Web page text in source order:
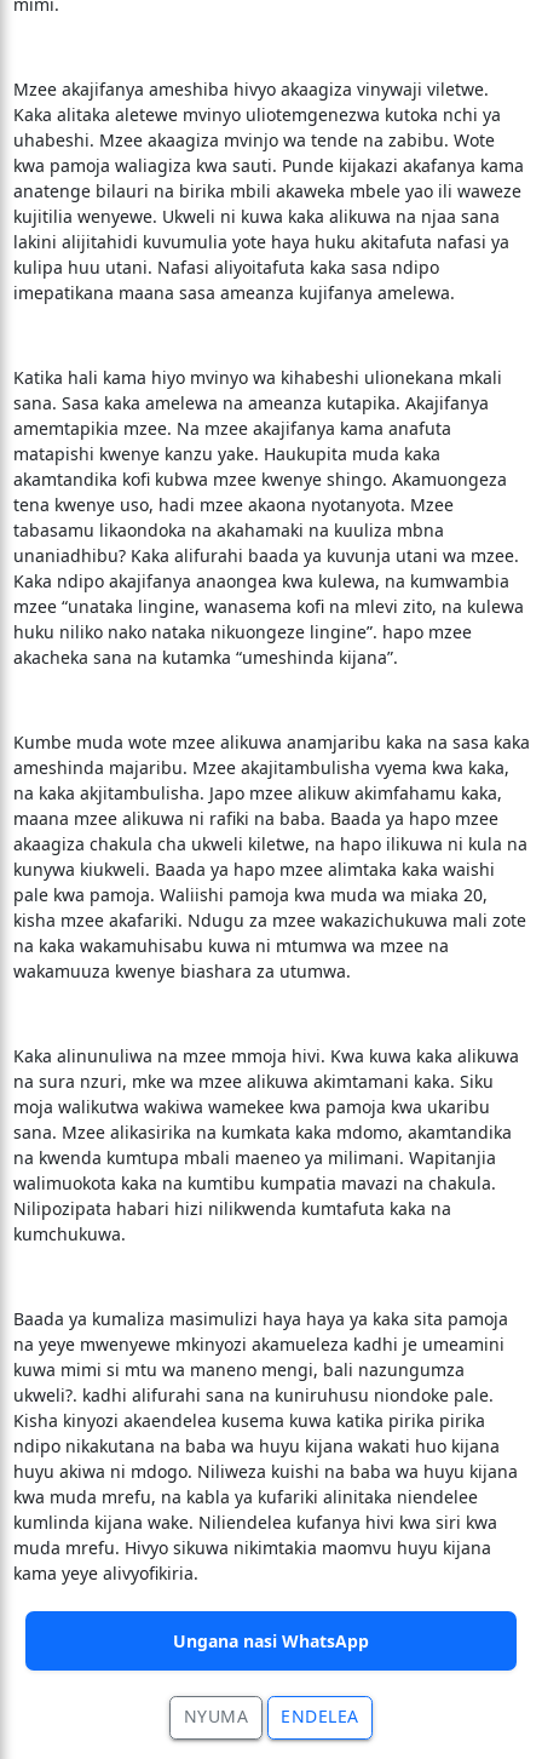
Mzee akajifanya ameshiba hivyo akaagiza vinywaji viletwe.
Kaka alitaka aletewe mvinyo uliotemgenezwa kutoka nchi ya
uhabeshi. Mzee akaagiza mvinjo wa tende na zabibu. Wote
kwa pamoja waliagiza kwa sauti. Punde kijakazi akafanya kama
anatenge bilauri na birika mbili akaweka mbele yao ili waweze
kujitilia wenyewe. Ukweli ni kuwa kaka alikuwa na njaa sana
lakini alijitahidi kuvumulia yote haya huku akitafuta nafasi ya
kulipa huu utani. Nafasi aliyoitafuta kaka sasa ndipo
imepatikana maana sasa ameanza kujifanya amelewa.
Katika hali kama hiyo mvinyo wa kihabeshi ulionekana mkali
sana. Sasa kaka amelewa na ameanza kutapika. Akajifanya
amemtapikia mzee. Na mzee akajifanya kama anafuta
matapishi kwenye kanzu yake. Haukupita muda kaka
akamtandika kofi kubwa mzee kwenye shingo. Akamuongeza
tena kwenye uso, hadi mzee akaona nyotanyota. Mzee
tabasamu likaondoka na akahamaki na kuuliza mbna
unaniadhibu? Kaka alifurahi baada ya kuvunja utani wa mzee.
Kaka ndipo akajifanya anaongea kwa kulewa, na kumwambia
mzee “unataka lingine, wanasema kofi na mlevi zito, na kulewa
huku niliko nako nataka nikuongeze lingine”. hapo mzee
akacheka sana na kutamka “umeshinda kijana”.
Kumbe muda wote mzee alikuwa anamjaribu kaka na sasa kaka
ameshinda majaribu. Mzee akajitambulisha vyema kwa kaka,
na kaka akjitambulisha. Japo mzee alikuw akimfahamu kaka,
maana mzee alikuwa ni rafiki na baba. Baada ya hapo mzee
akaagiza chakula cha ukweli kiletwe, na hapo ilikuwa ni kula na
kunywa kiukweli. Baada ya hapo mzee alimtaka kaka waishi
pale kwa pamoja. Waliishi pamoja kwa muda wa miaka 20,
kisha mzee akafariki. Ndugu za mzee wakazichukuwa mali zote
na kaka wakamuhisabu kuwa ni mtumwa wa mzee na
wakamuuza kwenye biashara za utumwa.
Kaka alinunuliwa na mzee mmoja hivi. Kwa kuwa kaka alikuwa
na sura nzuri, mke wa mzee alikuwa akimtamani kaka. Siku
moja walikutwa wakiwa wamekee kwa pamoja kwa ukaribu
sana. Mzee alikasirika na kumkata kaka mdomo, akamtandika
na kwenda kumtupa mbali maeneo ya milimani. Wapitanjia
walimuokota kaka na kumtibu kumpatia mavazi na chakula.
Nilipozipata habari hizi nilikwenda kumtafuta kaka na
kumchukuwa.
Baada ya kumaliza masimulizi haya haya ya kaka sita pamoja
na yeye mwenyewe mkinyozi akamueleza kadhi je umeamini
kuwa mimi si mtu wa maneno mengi, bali nazungumza
ukweli?. kadhi alifurahi sana na kuniruhusu niondoke pale.
Kisha kinyozi akaendelea kusema kuwa katika pirika pirika
ndipo nikakutana na baba wa huyu kijana wakati huo kijana
huyu akiwa ni mdogo. Niliweza kuishi na baba wa huyu kijana
kwa muda mrefu, na kabla ya kufariki alinitaka niendelee
kumlinda kijana wake. Niliendelea kufanya hivi kwa siri kwa
muda mrefu. Hivyo sikuwa nikimtakia maomvu huyu kijana
kama yeye alivyofikiria.
Ungana nasi WhatsApp
NYUMA ENDELEA